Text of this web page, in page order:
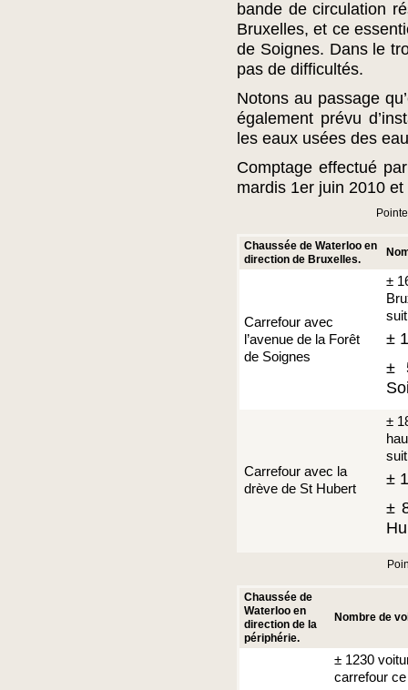
bande de circulation
Bruxelles, et ce
de Soignes. Dans le
pas de difficultés.
Notons au passage
également prévu
les eaux usées des
Comptage effectué
mardis 1er juin 2010
Chaussée de Waterloo en
direction de Bruxelles.
Carrefour avec
l’avenue de la Forêt
de Soignes
±
±
±
Carrefour avec la
drève de St Hubert
±
±
±
Chaussée de
Waterloo en
direction de la
périphérie.
Nombre de
± 1230
carrefour